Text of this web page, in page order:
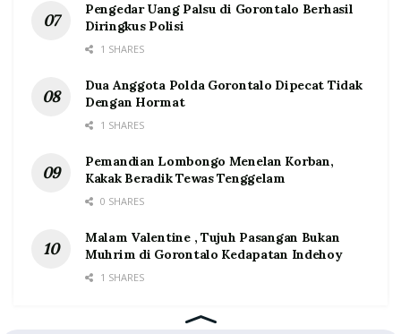
Pengedar Uang Palsu di Gorontalo Berhasil
Diringkus Polisi
1 SHARES
Dua Anggota Polda Gorontalo Dipecat Tidak
Dengan Hormat
1 SHARES
Pemandian Lombongo Menelan Korban,
Kakak Beradik Tewas Tenggelam
0 SHARES
Malam Valentine , Tujuh Pasangan Bukan
Muhrim di Gorontalo Kedapatan Indehoy
1 SHARES